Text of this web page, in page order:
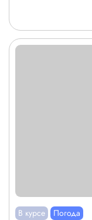
В курсе Погода